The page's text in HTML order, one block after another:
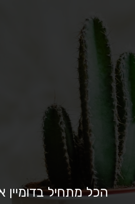
הכל מתחיל